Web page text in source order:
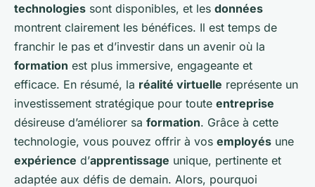
technologies sont disponibles, et les données
montrent clairement les bénéfices. Il est temps de
franchir le pas et d’investir dans un avenir où la
formation est plus immersive, engageante et
efficace. En résumé, la réalité virtuelle représente un
investissement stratégique pour toute entreprise
désireuse d’améliorer sa formation. Grâce à cette
technologie, vous pouvez offrir à vos employés une
expérience d’apprentissage unique, pertinente et
adaptée aux défis de demain. Alors, pourquoi